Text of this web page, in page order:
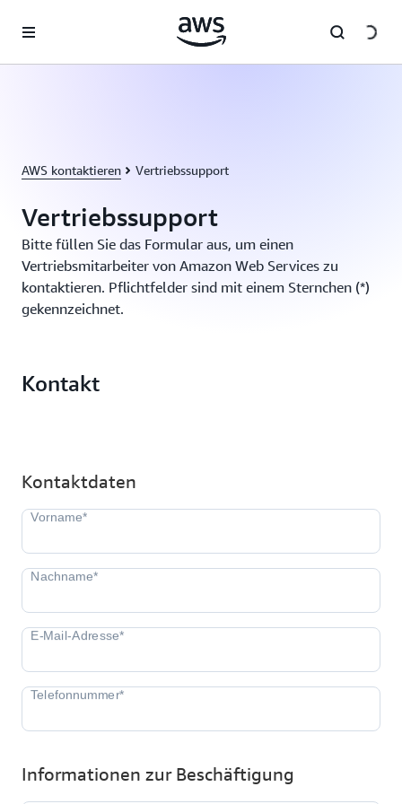
Überspringen zum Hauptinhalt
AWS kontaktieren Vertriebssupport
Vertriebssupport
Bitte füllen Sie das Formular aus, um einen
Vertriebsmitarbeiter von Amazon Web Services zu
kontaktieren. Pflichtfelder sind mit einem Sternchen (*)
gekennzeichnet.
Kontakt
Kontaktdaten
Informationen zur Beschäftigung